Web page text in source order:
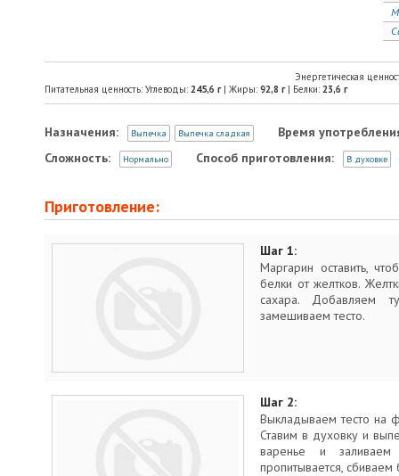
Энергетическая
Питательная ценность: Углеводы: 245,6 г| Жиры: 92,8 г| Белки: 23,6 г
Назначения: Выпечка Выпечка сладкая
Время
Сложность:
Нормально Способ приготовления: В духовке
Приготовление:
Шаг 1:
Маргарин оставить,
белки от желтков.
сахара. Добавляем
замешиваем тесто.
Шаг 2:
Выкладываем тесто на
Ставим в духовку и
варенье и
пропитывается,